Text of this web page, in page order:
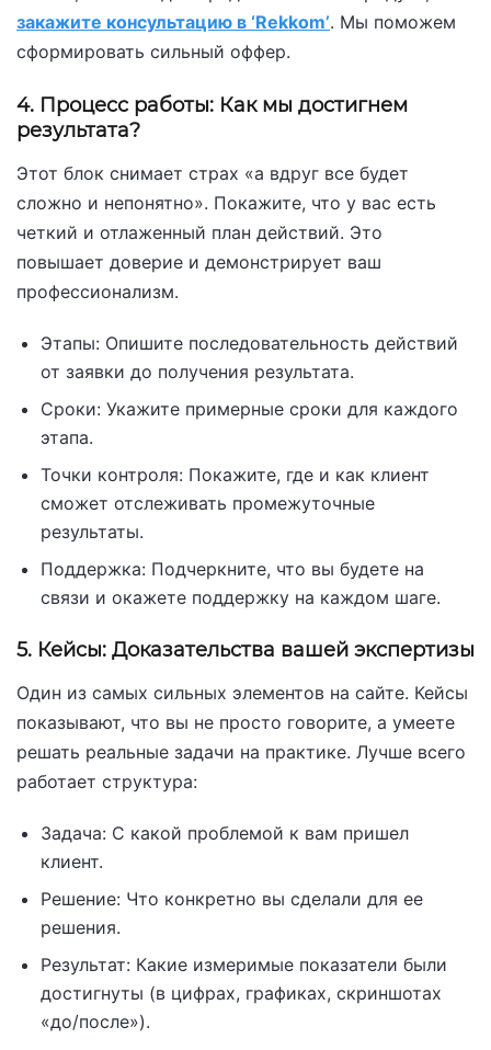
закажите консультацию в ‘Rekkom’. Мы поможем
сформировать сильный оффер.
4. Процесс работы: Как мы достигнем
результата?
Этот блок снимает страх «а вдруг все будет
сложно и непонятно». Покажите, что у вас есть
четкий и отлаженный план действий. Это
повышает доверие и демонстрирует ваш
профессионализм.
Этапы: Опишите последовательность действий
от заявки до получения результата.
Сроки: Укажите примерные сроки для каждого
этапа.
Точки контроля: Покажите, где и как клиент
сможет отслеживать промежуточные
результаты.
Поддержка: Подчеркните, что вы будете на
связи и окажете поддержку на каждом шаге.
5. Кейсы: Доказательства вашей экспертизы
Один из самых сильных элементов на сайте. Кейсы
показывают, что вы не просто говорите, а умеете
решать реальные задачи на практике. Лучше всего
работает структура:
Задача: С какой проблемой к вам пришел
клиент.
Решение: Что конкретно вы сделали для ее
решения.
Результат: Какие измеримые показатели были
достигнуты (в цифрах, графиках, скриншотах
«до/после»).